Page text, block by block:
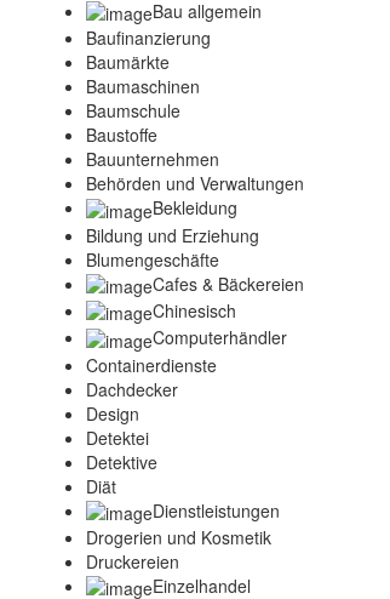
Bau allgemein
Baufinanzierung
Baumärkte
Baumaschinen
Baumschule
Baustoffe
Bauunternehmen
Behörden und Verwaltungen
Bekleidung
Bildung und Erziehung
Blumengeschäfte
Cafes & Bäckereien
Chinesisch
Computerhändler
Containerdienste
Dachdecker
Design
Detektei
Detektive
Diät
Dienstleistungen
Drogerien und Kosmetik
Druckereien
Einzelhandel